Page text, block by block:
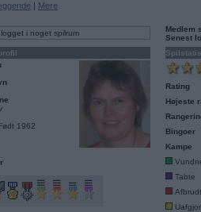
| Mere
i noget spilrum
1962
Medlem
Senest
Rating
Højeste
Bingoer
Kampe
Tabte